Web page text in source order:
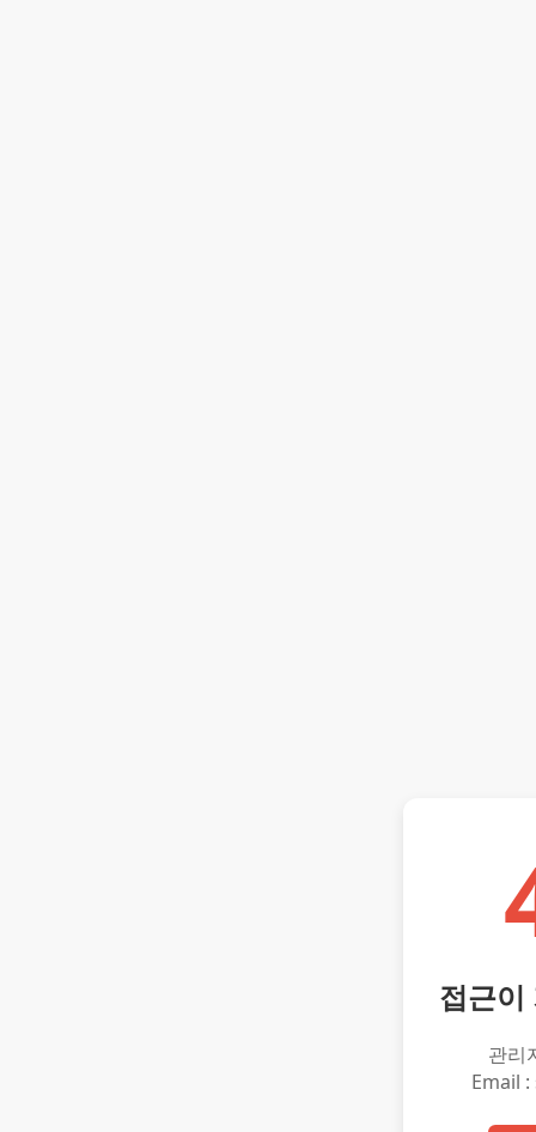
접근이
관리
Email